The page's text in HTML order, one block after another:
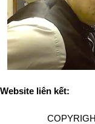
Website liên kết: